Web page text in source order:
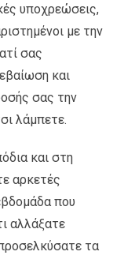
υποχρεώσεις,
με την
σας
και
σας την
λάμπετε.
και στη
αρκετές
που
αλλάξατε
τα